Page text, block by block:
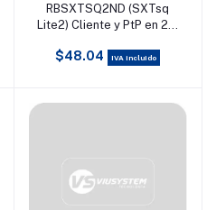
Añadir al carrito
RBSXTSQ2ND (SXTsq
Lite2) Cliente y PtP en 2.4
Antena Integrada de 10
$48.04 IVA incluido